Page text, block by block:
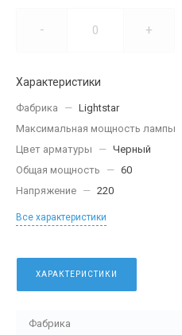
- +
Характеристики
Фабрика — Lightstar
Максимальная мощность лампы
Цвет арматуры
— Черный
Общая мощность
— 60
Напряжение — 220
Все характеристики
ХАРАКТЕРИСТИКИ
Фабрика